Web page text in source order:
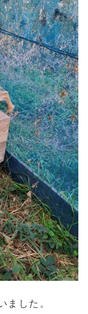
ました。